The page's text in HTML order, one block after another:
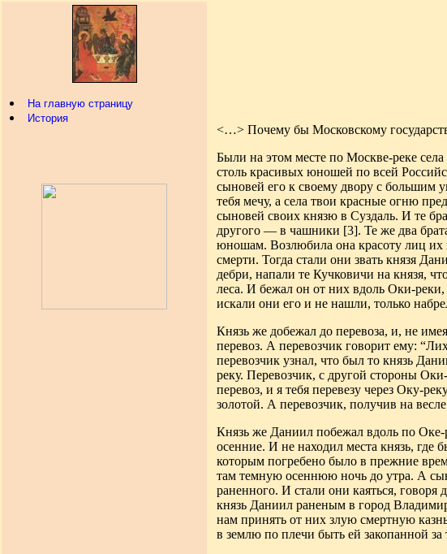
На главную страницу
История
<…> Почему бы Московскому
Были на этом месте по Москве-реке
столь красивых юношей по всей
сыновей его к своему двору с большим
тебя мечу, а села твои красные огню
сыновей своих князю в Суздаль. И те
другого — в чашники [3]. Те же два
юношам. Возлюбила она красоту лиц их
смерти. Тогда стали они звать князя
дебри, напали те Кучковичи на князя,
леса. И бежал он от них вдоль Оки-
искали они его и не нашли, только
Князь же добежал до перевоза, и, не имея
перевоз. А перевозчик говорит ему: “
перевозчик узнал, что был то князь
реку. Перевозчик, с другой стороны
перевоз, и я тебя перевезу через Оку-
золотой. А перевозчик, получив на весле
Князь же Даниил побежал вдоль по Оке-
осенние. И не находил места князь, где
которым погребено было в прежние
там темную осеннюю ночь до утра. А
раненного. И стали они каяться, говоря
князь Даниил раненым в город
нам принять от них злую смертную
в землю по плечи быть ей закопанной